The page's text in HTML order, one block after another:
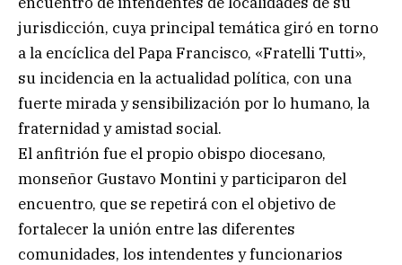
jurisdicción, cuya principal temática giró en torno
a la encíclica del Papa Francisco, «Fratelli Tutti»,
su incidencia en la actualidad política, con una
fuerte mirada y sensibilización por lo humano, la
fraternidad y amistad social.
El anfitrión fue el propio obispo diocesano,
monseñor Gustavo Montini y participaron del
encuentro, que se repetirá con el objetivo de
fortalecer la unión entre las diferentes
comunidades, los intendentes y funcionarios